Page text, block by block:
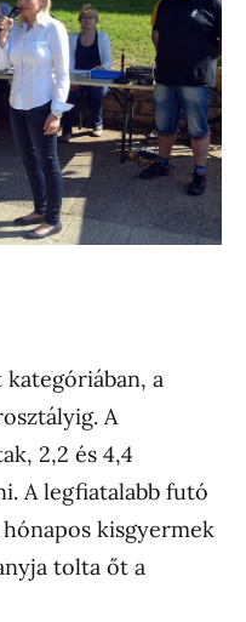
a
A
2,2 és 4,4
A legfiatalabb futó
kisgyermek
tolta őt a